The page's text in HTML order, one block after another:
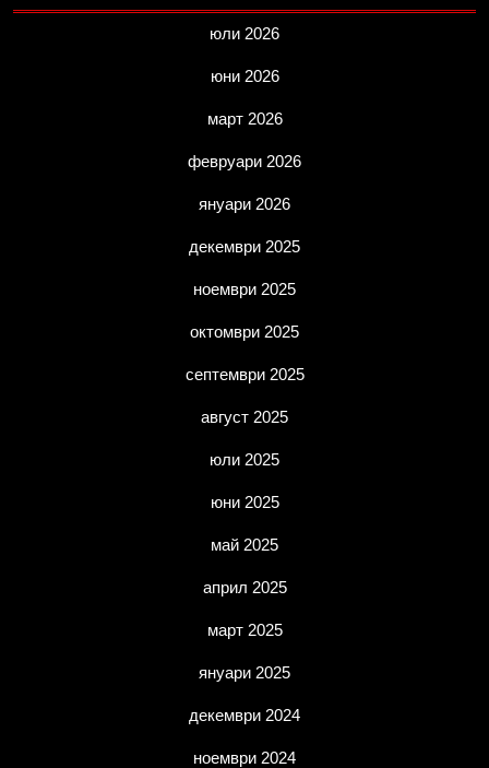
юли 2026
юни 2026
март 2026
февруари 2026
януари 2026
декември 2025
ноември 2025
октомври 2025
септември 2025
август 2025
юли 2025
юни 2025
май 2025
април 2025
март 2025
януари 2025
декември 2024
ноември 2024